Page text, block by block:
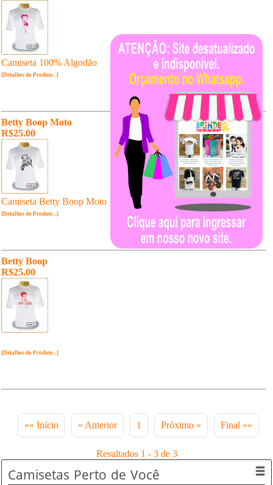
Camiseta 100% Algodão
[Detalhes do Produto...]
Betty Boop Moto
R$25.00
Camiseta Betty Boop Moto
[Detalhes do Produto...]
Betty Boop
R$25.00
[Detalhes do Produto...]
«« Início « Anterior 1 Próximo » Final »»
Resultados 1 - 3 de 3
Camisetas Perto de Você